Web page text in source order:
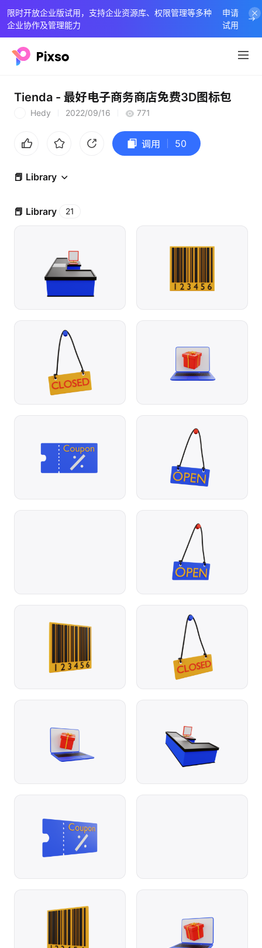
限时开放企业版试用，支持企业资源库、权限管理等多种
企业协作及管理能力
申请
试用
Tienda - 最好电子商务商店免费3D图标包
Hedy 2022/09/16 771
调用 50
📕 Library
📕 Library 21